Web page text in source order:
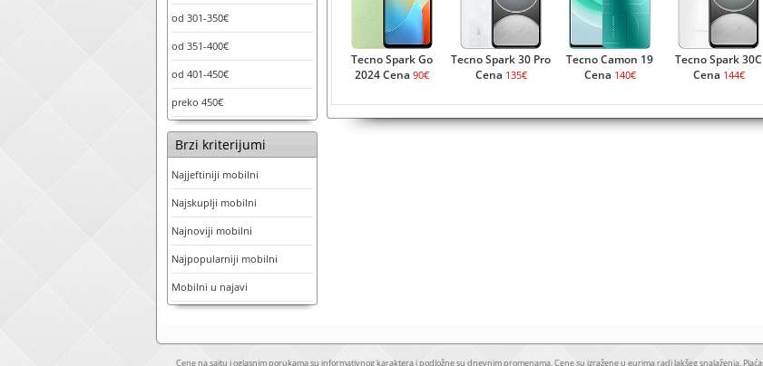
od 301-350€
od 351-400€
od 401-450€
preko 450€
Brzi kriterijumi
Najjeftiniji mobilni
Najskuplji mobilni
Najnoviji mobilni
Najpopularniji mobilni
Mobilni u najavi
Tecno Spark Go
2024 Cena 90€
Tecno Spark 30 Pro
Cena 135€
Tecno Camon 19
Cena 140€
Tecno Spark 30C
Cena 144€
Cene na sajtu i oglasnim porukama su informativnog karaktera i podložne su dnevnim promenama. Cene su izražene u eurima radi lakšeg snalaženja.